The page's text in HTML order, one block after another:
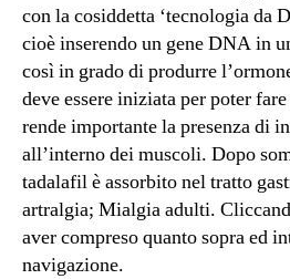
con la cosiddetta ‘tecnologia da
cioè inserendo un gene DNA in
così in grado di produrre
deve essere iniziata per poter
rende importante la presenza di
all’interno dei muscoli. Dopo
tadalafil è assorbito nel tratto
artralgia; Mialgia adulti.
aver compreso quanto sopra ed
navigazione.